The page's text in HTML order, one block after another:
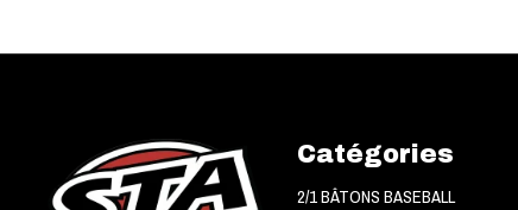
Catégories
2/1 BÂTONS BASEBALL